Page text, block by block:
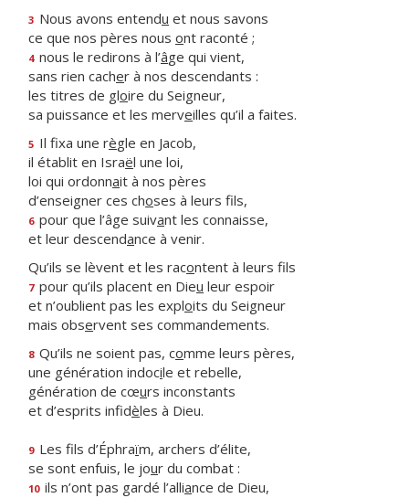
3 Nous avons entendu et nous savons
ce que nos pères nous ont raconté ;
4 nous le redirons à l’âge qui vient,
sans rien cacher à nos descendants :
les titres de gloire du Seigneur,
sa puissance et les merveilles qu’il a faites.
5 Il fixa une règle en Jacob,
il établit en Israël une loi,
loi qui ordonnait à nos pères
d’enseigner ces choses à leurs fils,
6 pour que l’âge suivant les connaisse,
et leur descendance à venir.
Qu’ils se lèvent et les racontent à leurs fils
7 pour qu’ils placent en Dieu leur espoir
et n’oublient pas les exploits du Seigneur
mais observent ses commandements.
8 Qu’ils ne soient pas, comme leurs pères,
une génération indocile et rebelle,
génération de cœurs inconstants
et d’esprits infidèles à Dieu.
9 Les fils d’Éphraïm, archers d’élite,
se sont enfuis, le jour du combat :
10 ils n’ont pas gardé l’alliance de Dieu,